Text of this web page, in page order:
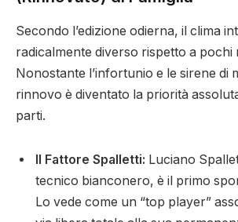
Secondo l’edizione odierna, il clima
radicalmente diverso rispetto a pochi
Nonostante l’infortunio e le sirene di
rinnovo è diventato la priorità
parti.
Il Fattore Spalletti: Luciano
tecnico bianconero, è il primo
Lo vede come un “top player”